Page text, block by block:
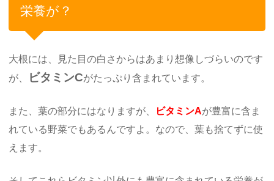
栄養が？
大根には、見た目の白さからはあまり想像しづらいのです
が、
ビタミンCがたっぷり含まれています。
また、葉の部分にはなりますが、 ビタミンAが豊富に含ま
れている野菜でもあるんですよ。なので、葉も捨てずに使
えます。